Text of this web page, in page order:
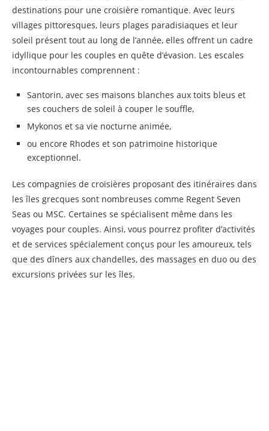
destinations pour une croisière romantique. Avec leurs
villages pittoresques, leurs plages paradisiaques et leur
soleil présent tout au long de l’année, elles offrent un cadre
idyllique pour les couples en quête d’évasion. Les escales
incontournables comprennent :
Santorin, avec ses maisons blanches aux toits bleus et
ses couchers de soleil à couper le souffle,
Mykonos et sa vie nocturne animée,
ou encore Rhodes et son patrimoine historique
exceptionnel.
Les compagnies de croisières proposant des itinéraires dans
les îles grecques sont nombreuses comme Regent Seven
Seas ou MSC. Certaines se spécialisent même dans les
voyages pour couples. Ainsi, vous pourrez profiter d’activités
et de services spécialement conçus pour les amoureux, tels
que des dîners aux chandelles, des massages en duo ou des
excursions privées sur les îles.